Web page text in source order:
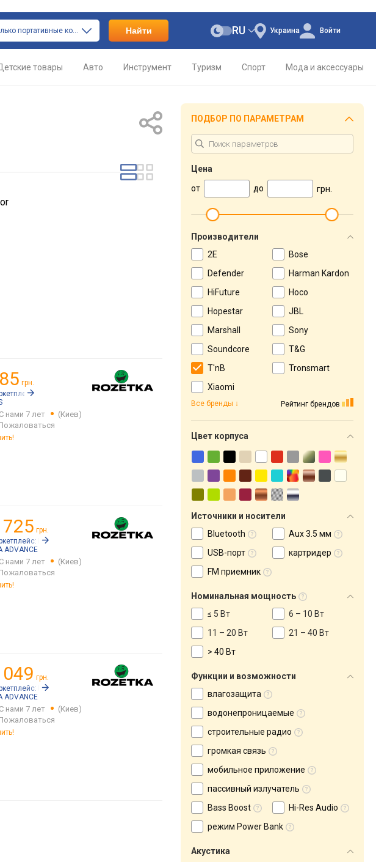
только портативные колонки Найти Украина
RU Войти
товары Авто Инструмент Туризм Спорт Мода и аксессуары
грн.
С нами 7 лет
(Киев)
грн.
Rozetka.ua
ADVANCE
С нами 7 лет
(Киев)
049 грн.
Rozetka.ua
ADVANCE
С нами 7 лет
(Киев)
ПОДБОР ПО ПАРАМЕТРАМ
Цена
от
до грн.
Производители
2E
Bose
Defender
Harman Kardon
HiFuture
Hoco
Hopestar
JBL
Marshall
Sony
Soundcore
T&G
T'nB
Tronsmart
Xiaomi
Рейтинг брендов
Все бренды
Цвет корпуса
Источники и носители
Bluetooth
Aux 3.5 мм
USB-порт
картридер
FM приемник
Номинальная мощность
≤ 5 Вт
6 – 10 Вт
11 – 20 Вт
21 – 40 Вт
> 40 Вт
Функции и возможности
влагозащита
водонепроницаемые
строительные радио
громкая связь
мобильное приложение
пассивный излучатель
Bass Boost
Hi-Res Audio
режим Power Bank
Акустика